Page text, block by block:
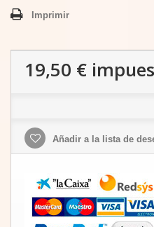
Imprimir
19,50 €
Añadir a la lista de